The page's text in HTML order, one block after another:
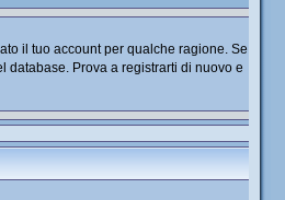
il tuo account per qualche ragione. Se
Prova a registrarti di nuovo e